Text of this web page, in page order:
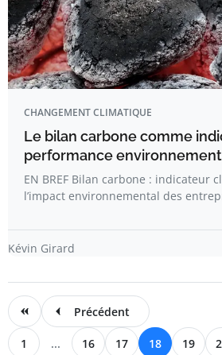
CHANGEMENT CLIMATIQUE
Le bilan carbone comme
performance
EN BREF Bilan carbone : indicateur
l’impact environnemental des
Kévin Girard
Précédent
1 ... 16 17 18 19